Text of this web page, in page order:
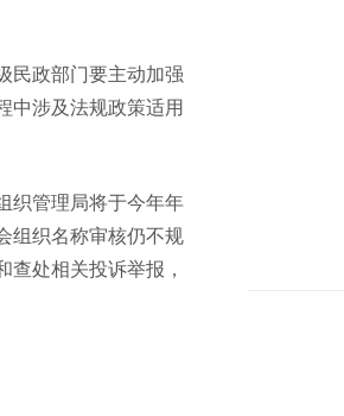
民政部门要主动加强
中涉及法规政策适用
织管理局将于今年年
组织名称审核仍不规
处相关投诉举报，